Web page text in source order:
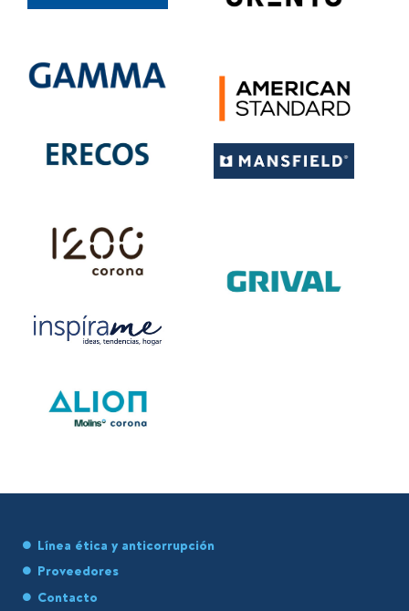
Línea ética y anticorrupción
Proveedores
Contacto